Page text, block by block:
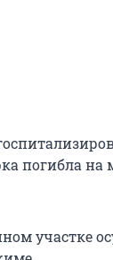
погибла на
участке